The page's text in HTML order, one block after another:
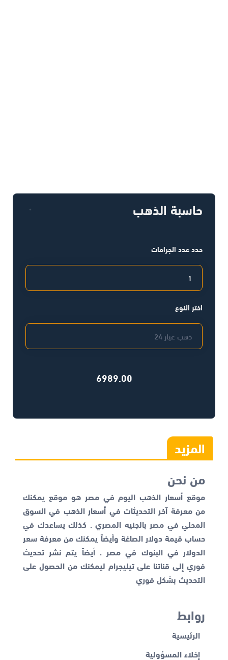
حاسبة الذهب
حدد عدد الجرامات
اختر النوع
6989.00
المزيد
من نحن
موقع أسعار الذهب اليوم في مصر هو موقع يمكنك
من معرفة آخر التحديثات في أسعار الذهب في السوق
المحلي في مصر بالجنيه المصري . كذلك يساعدك في
حساب قيمة دولار الصاغة وأيضاً يمكنك من معرفة سعر
الدولار في البنوك في مصر . أيضاً يتم نشر تحديث
فوري إلى قناتنا على تيليجرام ليمكنك من الحصول على
التحديث بشكل فوري
روابط
الرئيسية
إخلاء المسؤولية